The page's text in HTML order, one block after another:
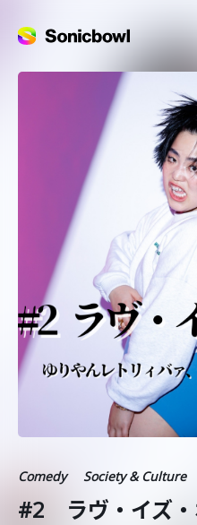
Comedy Society & Culture
#2 ラヴ・イズ・